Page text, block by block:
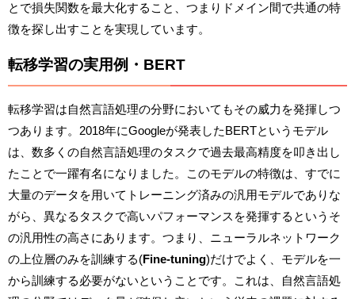
とで損失関数を最大化すること、つまりドメイン間で共通の特
徴を探し出すことを実現しています。
転移学習の実用例・BERT
転移学習は自然言語処理の分野においてもその威力を発揮しつ
つあります。2018年にGoogleが発表したBERTというモデル
は、数多くの自然言語処理のタスクで過去最高精度を叩き出し
たことで一躍有名になりました。このモデルの特徴は、すでに
大量のデータを用いてトレーニング済みの汎用モデルでありな
がら、異なるタスクで高いパフォーマンスを発揮するというそ
の汎用性の高さにあります。つまり、ニューラルネットワーク
の上位層のみを訓練する(Fine-tuning)だけでよく、モデルを一
から訓練する必要がないということです。これは、自然言語処